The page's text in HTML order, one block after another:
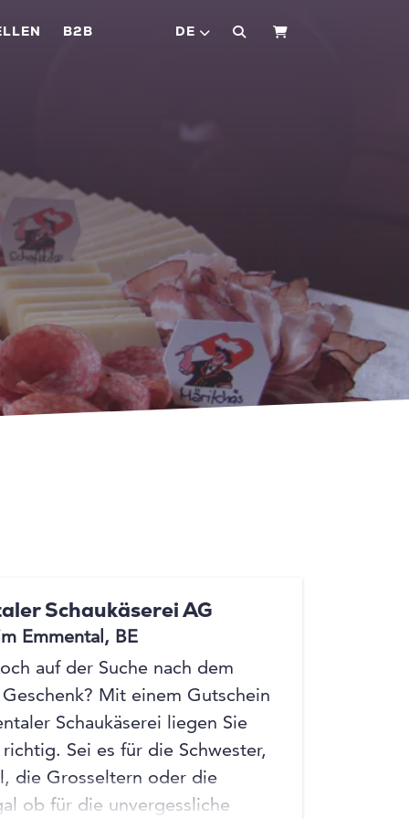
B2B DE WARENKORB
Schaukäserei AG
Emmental, BE
auf der Suche nach dem
Mit einem Gutschein
Schaukäserei liegen Sie
Sei es für die Schwester,
die Grosseltern oder die
ob für die unvergessliche